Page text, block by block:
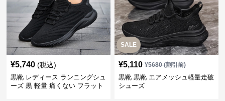
¥5,740 (税込)
黒靴 レディース ランニングシュ
ーズ 黒 軽量 痛くない フラット
SALE
¥5,110 ¥5680(割引前)
黒靴 黒靴 エアメッシュ軽量走破
シューズ